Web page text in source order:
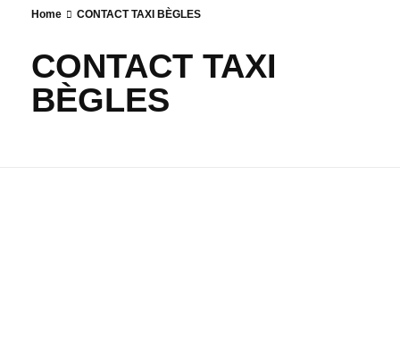
Home CONTACT TAXI BÈGLES
CONTACT TAXI
BÈGLES